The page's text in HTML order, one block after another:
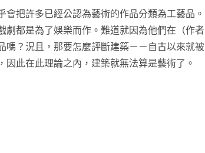
把許多已經公認為藝術的作品分類為工藝品。
都是為了娛樂而作。難道就因為他們在（作者
嗎？況且，那要怎麼評斷建築－－自古以來就被
此在此理論之內，建築就無法算是藝術了。